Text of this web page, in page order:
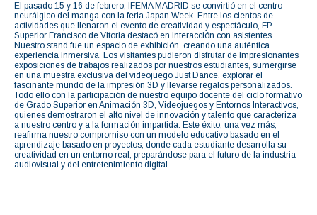
El pasado 15 y 16 de febrero, IFEMA MADRID se convirtió en el centro
neurálgico del manga con la feria Japan Week. Entre los cientos de
actividades que llenaron el evento de creatividad y espectáculo, FP
Superior Francisco de Vitoria destacó en interacción con asistentes.
Nuestro stand fue un espacio de exhibición, creando una auténtica
experiencia inmersiva. Los visitantes pudieron disfrutar de impresionantes
exposiciones de trabajos realizados por nuestros estudiantes, sumergirse
en una muestra exclusiva del videojuego Just Dance, explorar el
fascinante mundo de la impresión 3D y llevarse regalos personalizados.
Todo ello con la participación de nuestro equipo docente del ciclo formativo
de Grado Superior en Animación 3D, Videojuegos y Entornos Interactivos,
quienes demostraron el alto nivel de innovación y talento que caracteriza
a nuestro centro y a la formación impartida. Este éxito, una vez más,
reafirma nuestro compromiso con un modelo educativo basado en el
aprendizaje basado en proyectos, donde cada estudiante desarrolla su
creatividad en un entorno real, preparándose para el futuro de la industria
audiovisual y del entretenimiento digital.